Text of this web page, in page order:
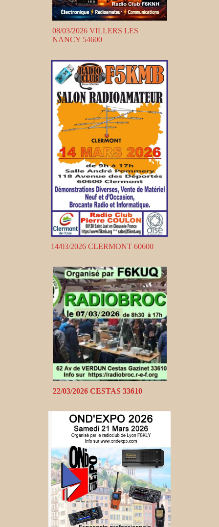
08/03/2026 VILLERS LES
NANCY 54600
14/03/2026 CLERMONT 60600
22/03/2026 CESTAS 33610